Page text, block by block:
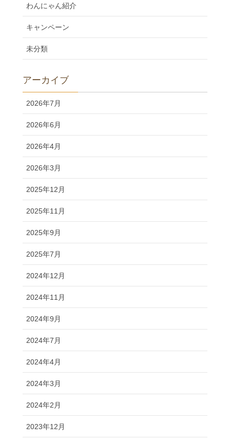
わんにゃん紹介
キャンペーン
未分類
アーカイブ
2026年7月
2026年6月
2026年4月
2026年3月
2025年12月
2025年11月
2025年9月
2025年7月
2024年12月
2024年11月
2024年9月
2024年7月
2024年4月
2024年3月
2024年2月
2023年12月